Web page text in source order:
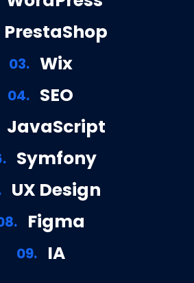
PrestaShop
03. Wix
04. SEO
JavaScript
Symfony
UX Design
Figma
09. IA